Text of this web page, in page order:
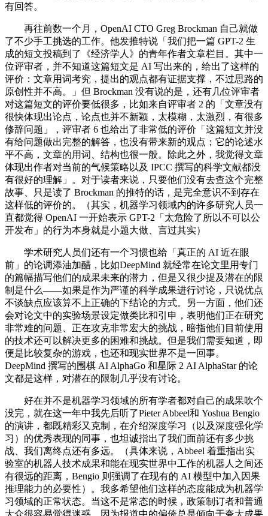
有回答。
再往前数一个月，OpenAI CTO Greg Brockman 自己就做
了不少手工挑选的工作。他发推特说「我们把一篇 GPT-2 生
成的短文投稿到了《经济学人》的青年作者文章栏目。其中一
位评审者，并不知道这篇短文是 AI 写出来的，给出了这样的
评价：文章用词考究，提出的观点都有证据支撑，不过思路的
原创性并不高。」但 Brockman 没有说的是，还有几位评审者
对这篇短文的评价要低很多，比如来自评审者 2 的「文章没有
很快体现出论点，论点也并不新颖，太模糊，太激烈，有很多
修辞问题」，评审者 6 也给出了非常低的评价「这篇短文并没
有给问题做出完整的解答，也没有带来新的观点；它的论述水
平不高，文章的用词、结构也很一般。除此之外，我觉得文章
体现出作者对当前的气候策略以及 IPCC 撰写的科学文献都没
有很好的理解」。对于读者来说，只要他们没有去查这个完整
故事、只是读了 Brockman 的推特的话，是完全意识不到存在
这样低的评价的。（其实，机器学习领域内的许多研究人员一
直都觉得 OpenAI 一开始表示 GPT-2「太危险了所以不可以公
开发布」的行为本身就是小题大做、言过其实）
学术研究人员们还有一个习惯也给「真正的 AI 近在眼
前」的论调添油加醋，比如DeepMind 就经常在论文里用专门
的篇幅描写他们的成果未来的潜力，但是又很少提及潜在的限
制是什么——如果是作为严谨的科学成果进行讨论，只说优点
不谈缺点应该算不上正确的下结论的方式。另一方面，他们还
会对论文中的实验场景设定做类比和引申，表明他们正在研究
非常难的问题、正在攻克非常宏大的挑战，暗指他们目前使用
的技术还可以解决更多的困难和挑战。但是我们需要知道，即
便是比较复杂的游戏，也还和现实世界不是一回事。
DeepMind 撰写的围棋 AI AlphaGo 和星际 2 AI AlphaStar 的论
文都是这样，对潜在的限制几乎没有讨论。
好在并不是机器学习领域的所有学者都对自己的成果吹个
没完，就在这一年中我先后听了Pieter Abbeel和 Yoshua Bengio
的演讲，都既精彩又克制，在介绍深度学习（以及深度强化学
习）的优秀表现的同事，也坦诚指出了我们面前还有多少挑
战、我们离终点还有多远。（具体来说，Abbeel 着重指出实
验室的机器人技术成果和能在现实世界中工作的机器人之间还
有很远的距离，Bengio 则强调了在现有的 AI 模型中加入因果
推理能力的必要性）。我多希望他们这样的态度能成为机器学
习领域的正常状态。当这不是常态的时候，政策制订者和普通
大众很容易觉得迷惑，因为报道中的偏倚总是倾向于夸大成果